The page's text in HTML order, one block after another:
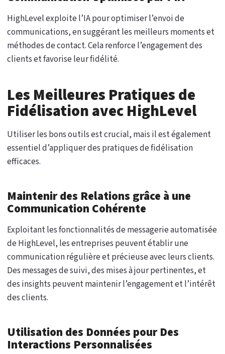
HighLevel exploite l’IA pour optimiser l’envoi de
communications, en suggérant les meilleurs moments et
méthodes de contact. Cela renforce l’engagement des
clients et favorise leur fidélité.
Les Meilleures Pratiques de
Fidélisation avec HighLevel
Utiliser les bons outils est crucial, mais il est également
essentiel d’appliquer des pratiques de fidélisation
efficaces.
Maintenir des Relations grâce à une
Communication Cohérente
Exploitant les fonctionnalités de messagerie automatisée
de HighLevel, les entreprises peuvent établir une
communication régulière et précieuse avec leurs clients.
Des messages de suivi, des mises à jour pertinentes, et
des insights peuvent maintenir l’engagement et l’intérêt
des clients.
Utilisation des Données pour Des
Interactions Personnalisées